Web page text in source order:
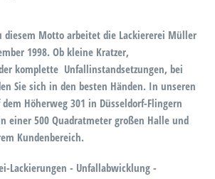
diesem Motto arbeitet die Lackiererei Müller
1998. Ob kleine Kratzer,
komplette Unfallinstandsetzungen, bei
Sie sich in den besten Händen. In unseren
Höherweg 301 in Düsseldorf-Flingern
einer 500 Quadratmeter großen Halle und
Kundenbereich.
Lackierungen - Unfallabwicklung -